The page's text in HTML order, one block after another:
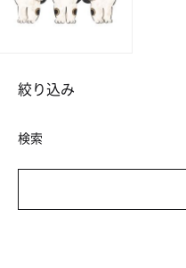
絞り込み
検索